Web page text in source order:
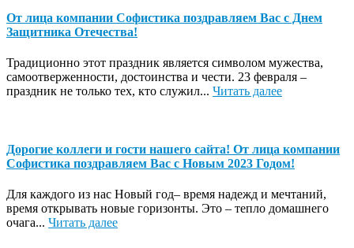
От лица компании Софистика поздравляем Вас с Днем
Защитника Отечества!
Традиционно этот праздник является символом мужества,
самоотверженности, достоинства и чести. 23 февраля –
праздник не только тех, кто служил... Читать далее
Дорогие коллеги и гости нашего сайта! От лица компании
Софистика поздравляем Вас с Новым 2023 Годом!
Для каждого из нас Новый год– время надежд и мечтаний,
время открывать новые горизонты. Это – тепло домашнего
очага... Читать далее